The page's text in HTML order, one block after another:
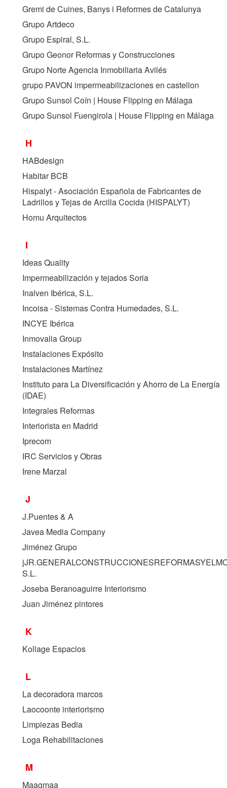
Gremi de Cuines, Banys i Reformes de Catalunya
Grupo Artdeco
Grupo Espiral, S.L.
Grupo Geonor Reformas y Construcciones
Grupo Norte Agencia Inmobiliaria Avilés
grupo PAVON impermeabilizaciones en castellon
Grupo Sunsol Coín | House Flipping en Málaga
Grupo Sunsol Fuengirola | House Flipping en Málaga
H
HABdesign
Habitar BCB
Hispalyt - Asociación Española de Fabricantes de
Ladrillos y Tejas de Arcilla Cocida (HISPALYT)
Homu Arquitectos
I
Ideas Quality
Impermeabilización y tejados Soria
Inalven Ibérica, S.L.
Incoisa - Sistemas Contra Humedades, S.L.
INCYE Ibérica
Inmovalia Group
Instalaciones Expósito
Instalaciones Martínez
Instituto para La Diversificación y Ahorro de La Energía
(IDAE)
Integrales Reformas
Interiorista en Madrid
Iprecom
IRC Servicios y Obras
Irene Marzal
J
J.Puentes & A
Javea Media Company
Jiménez Grupo
S.L.
Joseba Beranoaguirre Interiorismo
Juan Jiménez pintores
K
Kollage Espacios
L
La decoradora marcos
Laocoonte interiorismo
Limpiezas Bedia
Loga Rehabilitaciones
M
Maagmaa